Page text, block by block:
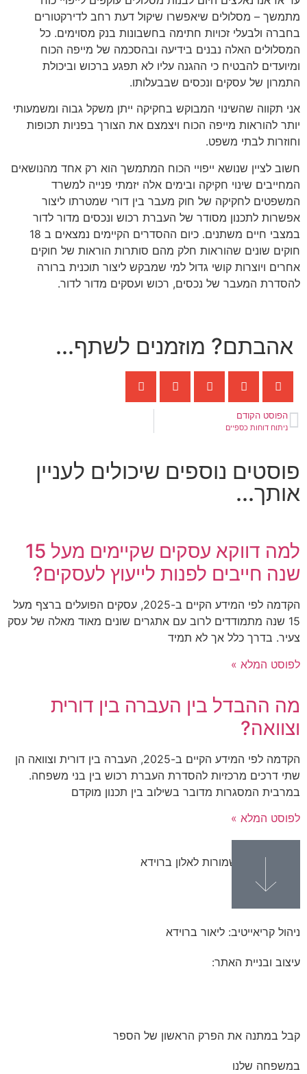
מתמשך – מסלולים שיאפשרו שיקול דעת רחב לדירקטורים
בחברה ולבעלי זכויות חתימה בחשבונות בנק מסוימים. כל
המסלולים האלה נבנים בידיעה ובהסכמה של מייפה הכוח
ומיועדים להבטיח כי ההגנה עליו לא תפגע ברכוש וביכולת
התמרון של עסקים ונכסים שבבעלותו.
אני תקווה שהשינוי המבוקש בחקיקה ייתן משקל גבוה ומשמעותי
יותר להוראות מייפה הכוח ויצמצם את הצורך בפניות תכופות
וחוזרות לבתי משפט.
חשוב לציין שנושא ייפויי הכוח המתמשך הוא רק אחד מהנושאים
המחייבים שינוי חקיקה ובימים אלה יזמתי פנייה למשרד
המשפטים לחקיקה של חוק מעבר בין דורי שמטרתו ליצור
אפשרות לתכנון מסודר של העברת רכוש ונכסים מדור לדור
במצבי חיים משתנים. כיום ההסדרים הקיימים נמצאים ב 18
חוקים שונים שהוראות חלק מהם סותרות הוראות של חוקים
אחרים ויוצרות קושי גדול למי שמבקש ליצור תוכנית ברורה
להסדרת המעבר של נכסים, רכוש ועסקים מדור לדור.
אהבתם? מוזמנים לשתף...
הפוסט הקודם
ניתוח דוחות כספיים
פוסטים נוספים שיכולים לעניין
אותך...
למה דווקא עסקים שקיימים מעל 15
שנה חייבים לפנות לייעוץ לעסקים?
הקדמה לפי המידע הקיים ב-2025, עסקים הפועלים ברצף מעל
15 שנה מתמודדים לרוב עם אתגרים שונים מאוד מאלה של עסק
צעיר. בדרך כלל אך לא תמיד
לפוסט המלא »
מה ההבדל בין העברה בין דורית
וצוואה?
הקדמה לפי המידע הקיים ב-2025, העברה בין דורית וצוואה הן
שתי דרכים מרכזיות להסדרת העברת רכוש בין בני משפחה.
במרבית המסגרות מדובר בשילוב בין תכנון מוקדם
לפוסט המלא »
© כל הזכויות שמורות לאלון ברוידא
ניהול קריאייטיב: ליאור ברוידא
עיצוב ובניית האתר:
קבל במתנה את הפרק הראשון של הספר
במשפחה שלנו